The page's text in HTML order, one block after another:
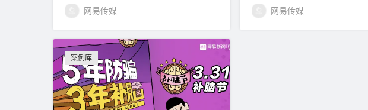
网易传媒 网易传媒
案例库